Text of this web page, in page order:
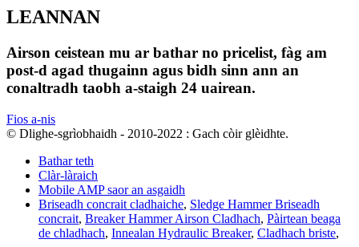
LEANNAN
Airson ceistean mu ar bathar no pricelist, fàg am
post-d agad thugainn agus bidh sinn ann an
conaltradh taobh a-staigh 24 uairean.
Fios a-nis
© Dlighe-sgrìobhaidh - 2010-2022 : Gach còir glèidhte.
Bathar teth
Clàr-làraich
Mobile AMP saor an asgaidh
Briseadh concrait cladhaiche, Sledge Hammer Briseadh
concrait, Breaker Hammer Airson Cladhach, Pàirtean beaga
de chladhach, Innealan Hydraulic Breaker, Cladhach briste,